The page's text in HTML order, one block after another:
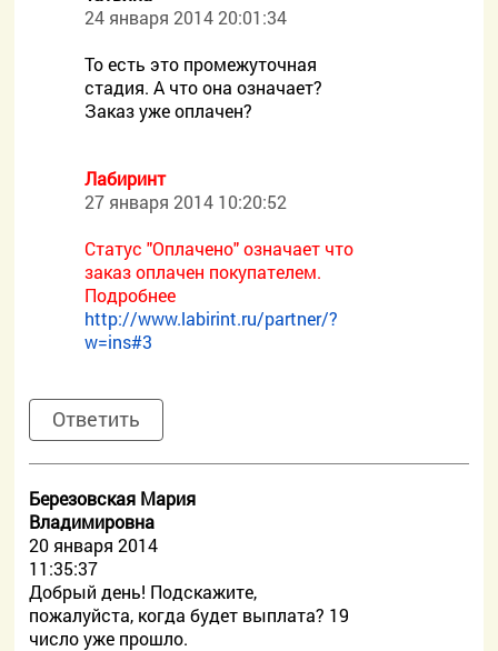
24 января 2014 20:01:34
То есть это промежуточная
стадия. А что она означает?
Заказ уже оплачен?
Лабиринт
27 января 2014 10:20:52
Статус "Оплачено" означает что
заказ оплачен покупателем.
Подробнее
http://www.labirint.ru/partner/?
w=ins#3
Ответить
Березовская Мария
Владимировна
20 января 2014
11:35:37
Добрый день! Подскажите,
пожалуйста, когда будет выплата? 19
число уже прошло.